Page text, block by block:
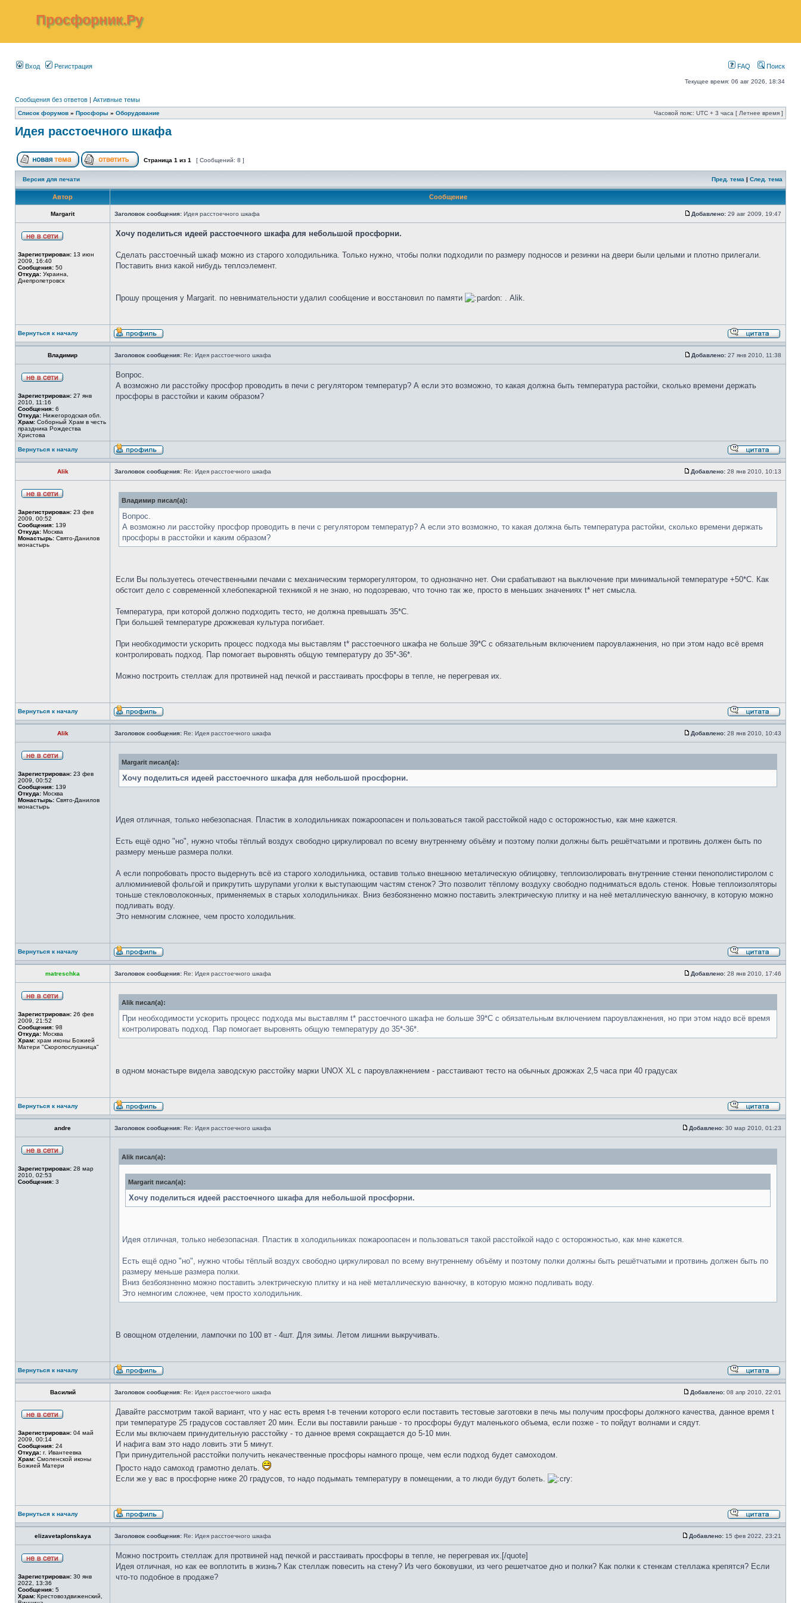
Просфорник.Ру
Вход Регистрация FAQ Поиск
Текущее время: 06 авг 2026, 18:34
Сообщения без ответов | Активные темы
Список форумов » Просфоры » Оборудование Часовой пояс: UTC + 3 часа [ Летнее время ]
Идея расстоечного шкафа
Страница 1 из 1 [ Сообщений: 8 ]
Версия для печати Пред. тема | След. тема
Автор Сообщение
Margarit Заголовок сообщения: Идея расстоечного шкафа Добавлено: 29 авг 2009, 19:47
Зарегистрирован: 13 июн
2009, 16:40
Сообщения: 50
Откуда: Украина,
Днепропетровск
Хочу поделиться идеей расстоечного шкафа для небольшой просфорни.
Сделать расстоечный шкаф можно из старого холодильника. Только нужно, чтобы полки подходили по размеру подносов и резинки на двери были целыми и плотно прилегали.
Поставить вниз какой нибудь теплоэлемент.
Прошу прощения у Margarit. по невнимательности удалил сообщение и восстановил по памяти . Alik.
Вернуться к началу
Владимир Заголовок сообщения: Re: Идея расстоечного шкафа Добавлено: 27 янв 2010, 11:38
Зарегистрирован: 27 янв
2010, 11:16
Сообщения: 6
Откуда: Нижегородская обл.
Храм: Соборный Храм в честь
праздника Рождества
Христова
Вопрос.
А возможно ли расстойку просфор проводить в печи с регулятором температур? А если это возможно, то какая должна быть температура растойки, сколько времени держать
просфоры в расстойки и каким образом?
Вернуться к началу
Alik Заголовок сообщения: Re: Идея расстоечного шкафа Добавлено: 28 янв 2010, 10:13
Зарегистрирован: 23 фев
2009, 00:52
Сообщения: 139
Откуда: Москва
Монастырь: Свято-Данилов
монастырь
Владимир писал(а):
Вопрос.
А возможно ли расстойку просфор проводить в печи с регулятором температур? А если это возможно, то какая должна быть температура растойки, сколько времени держать
просфоры в расстойки и каким образом?
Если Вы пользуетесь отечественными печами с механическим терморегулятором, то однозначно нет. Они срабатывают на выключение при минимальной температуре +50*С. Как
обстоит дело с современной хлебопекарной техникой я не знаю, но подозреваю, что точно так же, просто в меньших значениях t* нет смысла.
Температура, при которой должно подходить тесто, не должна превышать 35*С.
При большей температуре дрожжевая культура погибает.
При необходимости ускорить процесс подхода мы выставлям t* расстоечного шкафа не больше 39*С с обязательным включением пароувлажнения, но при этом надо всё время
контролировать подход. Пар помогает выровнять общую температуру до 35*-36*.
Можно построить стеллаж для протвиней над печкой и расстаивать просфоры в тепле, не перегревая их.
Вернуться к началу
Alik Заголовок сообщения: Re: Идея расстоечного шкафа Добавлено: 28 янв 2010, 10:43
Зарегистрирован: 23 фев
2009, 00:52
Сообщения: 139
Откуда: Москва
Монастырь: Свято-Данилов
монастырь
Margarit писал(а):
Хочу поделиться идеей расстоечного шкафа для небольшой просфорни.
Идея отличная, только небезопасная. Пластик в холодильниках пожароопасен и пользоваться такой расстойкой надо с осторожностью, как мне кажется.
Есть ещё одно "но", нужно чтобы тёплый воздух свободно циркулировал по всему внутреннему объёму и поэтому полки должны быть решётчатыми и протвинь должен быть по
размеру меньше размера полки.
А если попробовать просто выдернуть всё из старого холодильника, оставив только внешнюю металическую облицовку, теплоизолировать внутренние стенки пенополистиролом с
аллюминиевой фольгой и прикрутить шурупами уголки к выступающим частям стенок? Это позволит тёплому воздуху свободно подниматься вдоль стенок. Новые теплоизоляторы
тоньше стекловолоконных, применяемых в старых холодильниках. Вниз безбоязненно можно поставить электрическую плитку и на неё металлическую ванночку, в которую можно
подливать воду.
Это немногим сложнее, чем просто холодильник.
Вернуться к началу
matreschka Заголовок сообщения: Re: Идея расстоечного шкафа Добавлено: 28 янв 2010, 17:46
Зарегистрирован: 26 фев
2009, 21:52
Сообщения: 98
Откуда: Москва
Храм: храм иконы Божией
Матери "Скоропослушница"
Alik писал(а):
При необходимости ускорить процесс подхода мы выставлям t* расстоечного шкафа не больше 39*С с обязательным включением пароувлажнения, но при этом надо всё время
контролировать подход. Пар помогает выровнять общую температуру до 35*-36*.
в одном монастыре видела заводскую расстойку марки UNOX XL с пароувлажнением - расстаивают тесто на обычных дрожжах 2,5 часа при 40 градусах
Вернуться к началу
andre Заголовок сообщения: Re: Идея расстоечного шкафа Добавлено: 30 мар 2010, 01:23
Зарегистрирован: 28 мар
2010, 02:53
Сообщения: 3
Alik писал(а):
Margarit писал(а):
Хочу поделиться идеей расстоечного шкафа для небольшой просфорни.
Идея отличная, только небезопасная. Пластик в холодильниках пожароопасен и пользоваться такой расстойкой надо с осторожностью, как мне кажется.
Есть ещё одно "но", нужно чтобы тёплый воздух свободно циркулировал по всему внутреннему объёму и поэтому полки должны быть решётчатыми и протвинь должен быть по
размеру меньше размера полки.
Вниз безбоязненно можно поставить электрическую плитку и на неё металлическую ванночку, в которую можно подливать воду.
Это немногим сложнее, чем просто холодильник.
В овощном отделении, лампочки по 100 вт - 4шт. Для зимы. Летом лишнии выкручивать.
Вернуться к началу
Василий Заголовок сообщения: Re: Идея расстоечного шкафа Добавлено: 08 апр 2010, 22:01
Зарегистрирован: 04 май
2009, 00:14
Сообщения: 24
Откуда: г. Ивантеевка
Храм: Смоленской иконы
Божией Матери
Давайте рассмотрим такой вариант, что у нас есть время t-в течении которого если поставить тестовые заготовки в печь мы получим просфоры должного качества, данное время t
при температуре 25 градусов составляет 20 мин. Если вы поставили раньше - то просфоры будут маленького объема, если позже - то пойдут волнами и сядут.
Если мы включаем принудительную расстойку - то данное время сокращается до 5-10 мин.
И нафига вам это надо ловить эти 5 минут.
При принудительной расстойки получить некачественные просфоры намного проще, чем если подход будет самоходом.
Просто надо самоход грамотно делать.
Если же у вас в просфорне ниже 20 градусов, то надо подымать температуру в помещении, а то люди будут болеть.
Вернуться к началу
elizavetaplonskaya Заголовок сообщения: Re: Идея расстоечного шкафа Добавлено: 15 фев 2022, 23:21
Зарегистрирован: 30 янв
2022, 13:36
Сообщения: 5
Храм: Крестовоздвиженский,
Можно построить стеллаж для протвиней над печкой и расстаивать просфоры в тепле, не перегревая их.[/quote]
Идея отличная, но как ее воплотить в жизнь? Как стеллаж повесить на стену? Из чего боковушки, из чего решетчатое дно и полки? Как полки к стенкам стеллажа крепятся? Если
что-то подобное в продаже?